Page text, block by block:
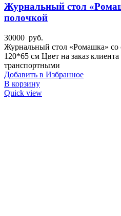
Журнальный стол
полочкой
30000 руб.
Журнальный стол «Ромашка» со
120*65 см Цвет на заказ
транспортными
Добавить в Избранное
В корзину
Quick view